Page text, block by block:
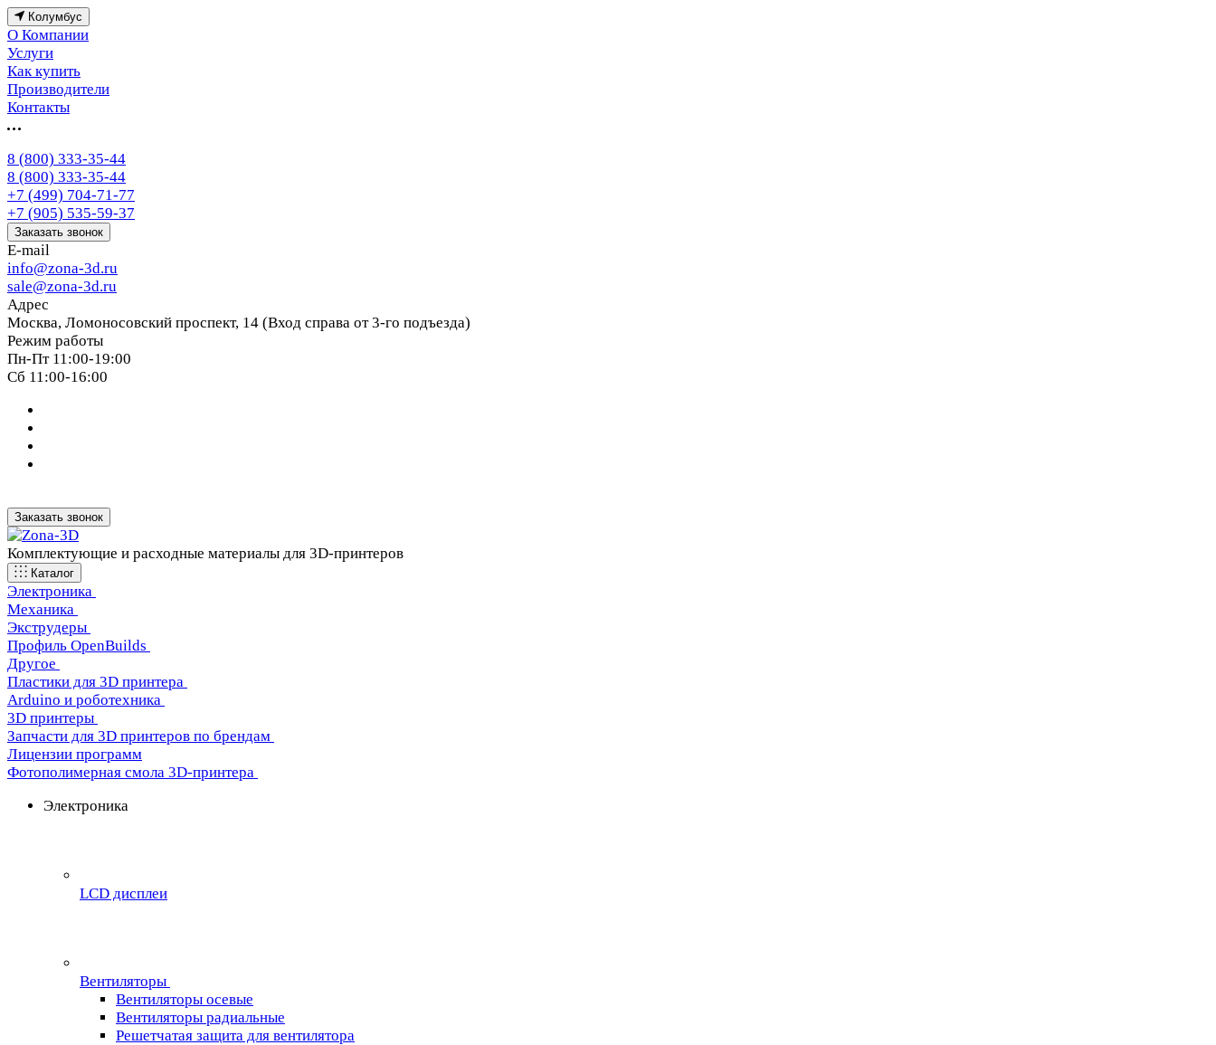
Колумбус
О Компании
Услуги
Как купить
Производители
Контакты
8 (800) 333-35-44
8 (800) 333-35-44
+7 (499) 704-71-77
+7 (905) 535-59-37
Заказать звонок
E-mail
info@zona-3d.ru
sale@zona-3d.ru
Адрес
Москва, Ломоносовский проспект, 14 (Вход справа от 3-го подъезда)
Режим работы
Пн-Пт 11:00-19:00
Сб 11:00-16:00
Заказать звонок
Комплектующие и расходные материалы для 3D-принтеров
Каталог
Электроника
Механика
Экструдеры
Профиль OpenBuilds
Другое
Пластики для 3D принтера
Arduino и роботехника
3D принтеры
Запчасти для 3D принтеров по брендам
Лицензии программ
Фотополимерная смола 3D-принтера
Электроника
LCD дисплеи
Вентиляторы
Вентиляторы осевые
Вентиляторы радиальные
Решетчатая защита для вентилятора